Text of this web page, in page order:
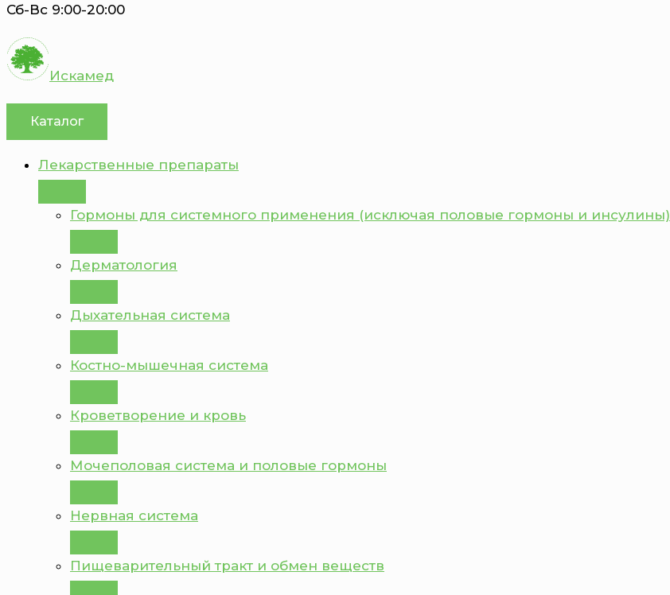
Сб-Вс 9:00-20:00
Искамед
Каталог
Лекарственные препараты
Гормоны для системного применения (исключая половые гормоны и инсулины)
Дерматология
Дыхательная система
Костно-мышечная система
Кроветворение и кровь
Мочеполовая система и половые гормоны
Нервная система
Пищеварительный тракт и обмен веществ